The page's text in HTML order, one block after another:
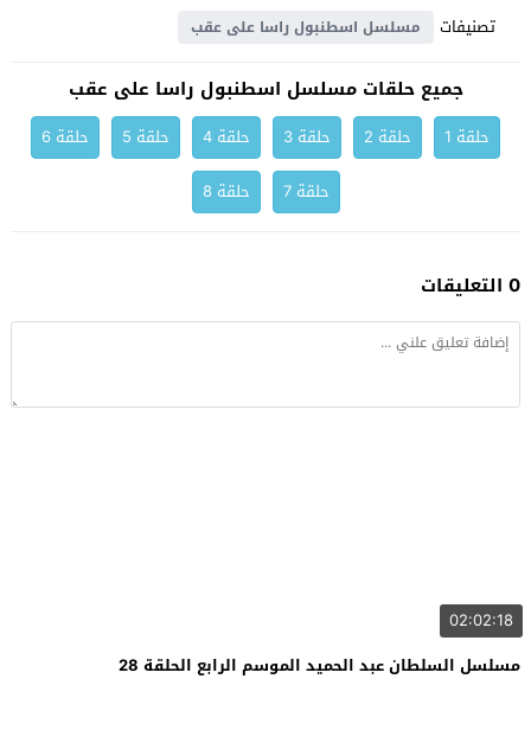
تصنيفات
مسلسل اسطنبول راسا على عقب
جميع حلقات مسلسل اسطنبول راسا على عقب
حلقة 1 حلقة 2 حلقة 3 حلقة 4 حلقة 5
حلقة 6
حلقة 7
حلقة 8
0 التعليقات
02:02:18
مسلسل السلطان عبد الحميد الموسم الرابع الحلقة 28